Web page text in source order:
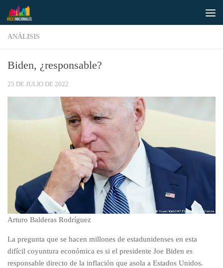
Saltar al contenido
ANÁLISIS
Biden, ¿responsable?
25 DE JULIO DE 2022
Arturo Balderas Rodríguez
La pregunta que se hacen millones de estadunidenses en esta
difícil coyuntura económica es si el presidente Joe Biden es
responsable directo de la inflación que asola a Estados Unidos.